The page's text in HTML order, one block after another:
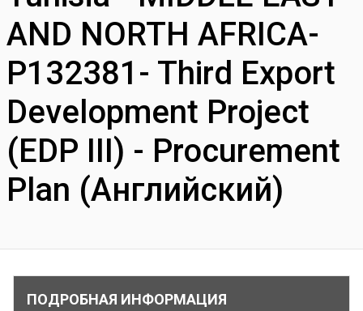
AND NORTH AFRICA-
P132381- Third Export
Development Project
(EDP III) - Procurement
Plan (Английский)
ПОДРОБНАЯ ИНФОРМАЦИЯ